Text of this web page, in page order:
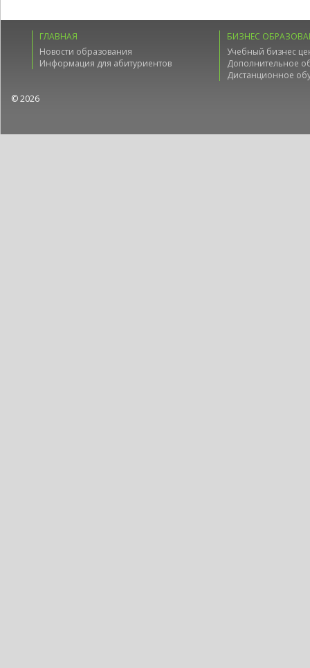
ГЛАВНАЯ
Новости образования
Информация для абитуриентов
БИЗНЕС
Учебный бизнес
Дополнительное
Дистанционное
© 2026